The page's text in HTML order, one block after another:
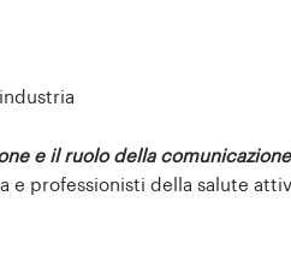
e il ruolo della
e professionisti della salute